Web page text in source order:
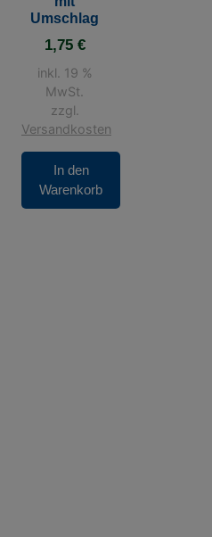
Umschlag
1,75 €
inkl. 19 %
MwSt.
zzgl.
Versandkosten
In den
Warenkorb